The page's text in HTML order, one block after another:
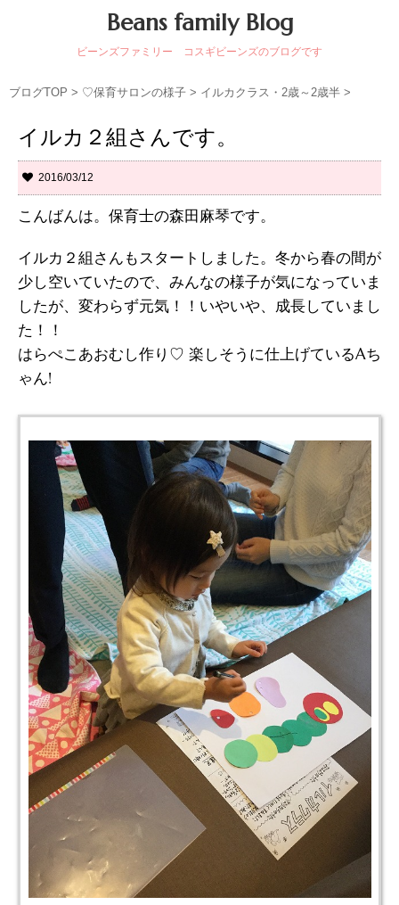
Beans family Blog
ビーンズファミリー コスギビーンズのブログです
ブログTOP > ♡保育サロンの様子 > イルカクラス・2歳～2歳半 >
イルカ２組さんです。
2016/03/12
こんばんは。保育士の森田麻琴です。
イルカ２組さんもスタートしました。冬から春の間が
少し空いていたので、みんなの様子が気になっていま
したが、変わらず元気！！いやいや、成長していまし
た！！
はらぺこあおむし作り♡ 楽しそうに仕上げているAち
ゃん!